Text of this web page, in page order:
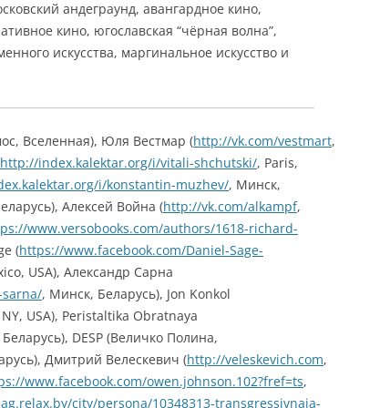
андеграунд, авангардное кино,
кино, югославская “чёрная волна”,
искусства, маргинальное искусство и
Вселенная), Юля Вестмар (http://vk.com/vestmart,
http://index.kalektar.org/i/vitali-shchutski/, Paris,
i/konstantin-muzhev/, Минск,
Алексей Война (http://vk.com/alkampf,
www.versobooks.com/authors/1618-richard-
(https://www.facebook.com/Daniel-Sage-
, USA), Александр Сарна
, Минск, Беларусь), Jon Konkol
USA), Peristaltika Obratnaya
DESP (Величко Полина,
Дмитрий Велеcкевич (http://veleskevich.com,
www.facebook.com/owen.johnson.102?fref=ts,
city/persona/10348313-transgressivnaja-